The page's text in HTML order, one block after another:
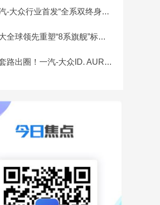
众行业首发“全系双终身质保” 重树汽车服务新标杆
领先重塑“8系旗舰”标杆！神行者8首台量产车下线，8月10日预售
出圈！一汽-大众ID. AURA T6将智舱首秀留给老车主